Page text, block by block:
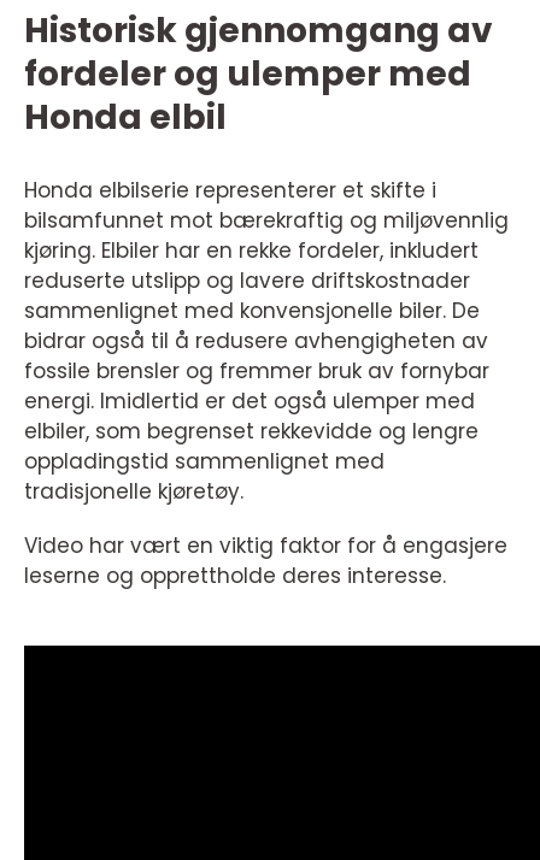
Historisk gjennomgang av
fordeler og ulemper med
Honda elbil
Honda elbilserie representerer et skifte i
bilsamfunnet mot bærekraftig og miljøvennlig
kjøring. Elbiler har en rekke fordeler, inkludert
reduserte utslipp og lavere driftskostnader
sammenlignet med konvensjonelle biler. De
bidrar også til å redusere avhengigheten av
fossile brensler og fremmer bruk av fornybar
energi. Imidlertid er det også ulemper med
elbiler, som begrenset rekkevidde og lengre
oppladingstid sammenlignet med
tradisjonelle kjøretøy.
Video har vært en viktig faktor for å engasjere
leserne og opprettholde deres interesse.